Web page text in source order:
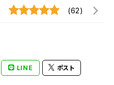
(62)
LINE ポスト